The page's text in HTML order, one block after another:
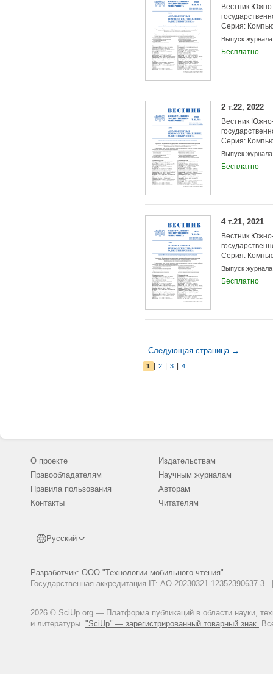
Вестник
Серия:
управление,
Выпуск журнала
Бесплатно
2 т.22, 2022
Вестник
Серия:
управление,
Выпуск журнала
Бесплатно
4 т.21, 2021
Вестник
Серия:
управление,
Выпуск журнала
Бесплатно
Следующая страница →
1 2 3 4
О проекте
Правообладателям
Правила пользования
Контакты
Русский
Разработчик: ООО "Технологии мобильного чтения"
Государственная аккредитация IT: АО-20230321-
2026 © SciUp.org — Платформа публикаций в области науки,
и литературы. "SciUp" — зарегистрированный товарный знак.
Издательствам
Научным журналам
Авторам
Читателям